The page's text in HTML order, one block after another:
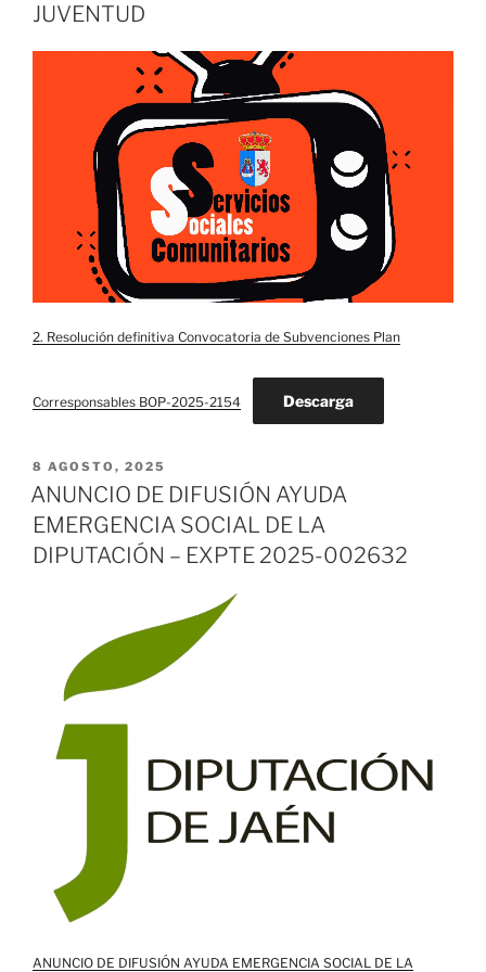
JUVENTUD
2. Resolución definitiva Convocatoria de Subvenciones Plan
Corresponsables BOP-2025-2154 Descarga
PUBLICADO
EL
8 AGOSTO, 2025
ANUNCIO DE DIFUSIÓN AYUDA
EMERGENCIA SOCIAL DE LA
DIPUTACIÓN – EXPTE 2025-002632
ANUNCIO DE DIFUSIÓN AYUDA EMERGENCIA SOCIAL DE LA